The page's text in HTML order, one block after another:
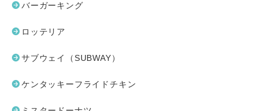
バーガーキング
ロッテリア
サブウェイ（SUBWAY）
ケンタッキーフライドチキン